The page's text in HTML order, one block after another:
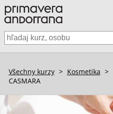
Všechny kurzy > Kosmetika >
CASMARA